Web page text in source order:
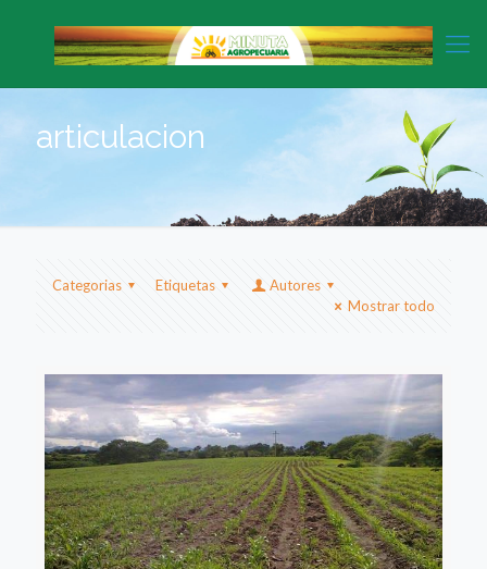
articulacion
Categorias Etiquetas
Autores
Mostrar todo